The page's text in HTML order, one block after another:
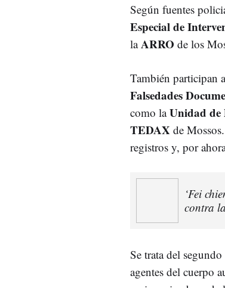
Según fuentes
Especial de
laARRO de los
También participan
Falsedades
como laUnidad de
TEDAX de
registros y, por
‘Fei
contra
Se trata del
agentes del cuerpo